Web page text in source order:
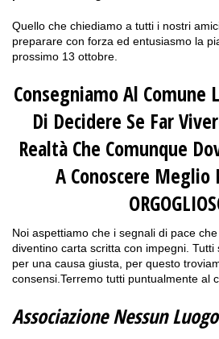
Quello che chiediamo a tutti i nostri
preparare con forza ed entusiasmo la
prossimo 13 ottobre.
Consegniamo Al Comune
Di Decidere Se Far
Realtà Che Comunque
A Conoscere Meglio
Noi aspettiamo che i segnali di pace
diventino carta scritta con impegni.
per una causa giusta, per questo
consensi.Terremo tutti puntualmente al
Associazione Nessun